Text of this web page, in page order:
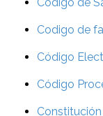
Codigo de
Código
Código